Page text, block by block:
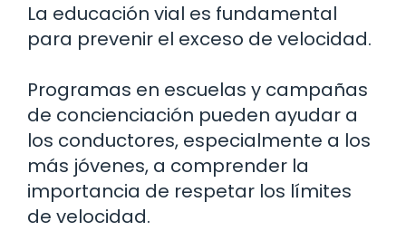
La educación vial es fundamental
para prevenir el exceso de velocidad.
Programas en escuelas y campañas
de concienciación pueden ayudar a
los conductores, especialmente a los
más jóvenes, a comprender la
importancia de respetar los límites
de velocidad.